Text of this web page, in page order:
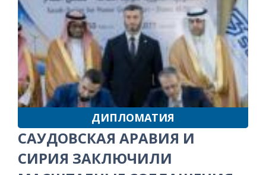
ДИПЛОМАТИЯ
САУДОВСКАЯ АРАВИЯ И
СИРИЯ ЗАКЛЮЧИЛИ